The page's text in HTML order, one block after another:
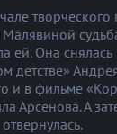
творческого
ей. Она снялась
детстве»
и в фильме
Арсенова. А